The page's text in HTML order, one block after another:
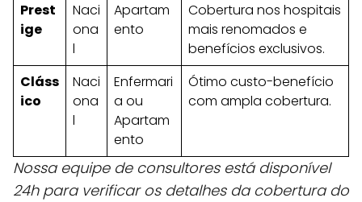
Prest
ige
Naci
ona
l
Apartam
ento
Cobertura nos hospitais
mais renomados e
benefícios exclusivos.
Cláss
ico
Naci
ona
l
Enfermari
a ou
Apartam
ento
Ótimo custo-benefício
com ampla cobertura.
Nossa equipe de consultores está disponível
24h para verificar os detalhes da cobertura do